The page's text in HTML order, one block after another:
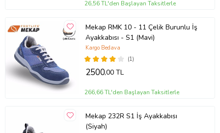
26,56 TL'den Başlayan Taksitlerle
Mekap RMK 10 - 11 Çelik Burunlu İş
Ayakkabısı - S1 (Mavi)
(1)
Kargo Bedava
2500,00 TL
266,66 TL'den Başlayan Taksitlerle
Mekap 232R S1 İş Ayakkabısı
(Siyah)